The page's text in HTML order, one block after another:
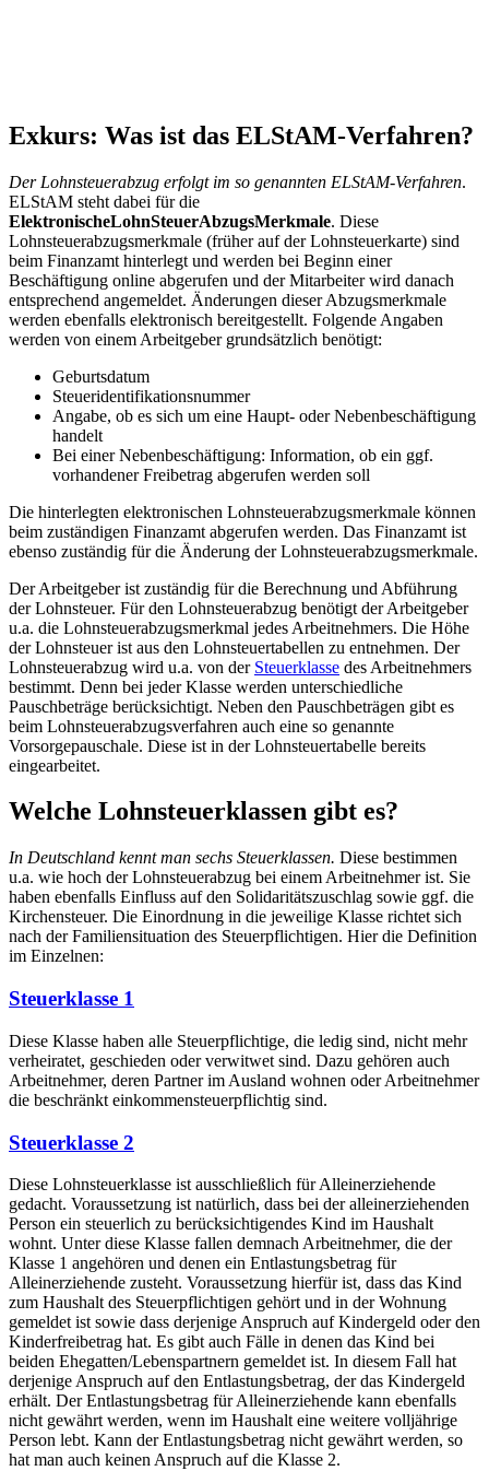
Exkurs: Was ist das ELStAM-Verfahren?
Der Lohnsteuerabzug erfolgt im so genannten ELStAM-Verfahren.
ELStAM steht dabei für die
ElektronischeLohnSteuerAbzugsMerkmale. Diese
Lohnsteuerabzugsmerkmale (früher auf der Lohnsteuerkarte) sind
beim Finanzamt hinterlegt und werden bei Beginn einer
Beschäftigung online abgerufen und der Mitarbeiter wird danach
entsprechend angemeldet. Änderungen dieser Abzugsmerkmale
werden ebenfalls elektronisch bereitgestellt. Folgende Angaben
werden von einem Arbeitgeber grundsätzlich benötigt:
Geburtsdatum
Steueridentifikationsnummer
Angabe, ob es sich um eine Haupt- oder Nebenbeschäftigung
handelt
Bei einer Nebenbeschäftigung: Information, ob ein ggf.
vorhandener Freibetrag abgerufen werden soll
Die hinterlegten elektronischen Lohnsteuerabzugsmerkmale können
beim zuständigen Finanzamt abgerufen werden. Das Finanzamt ist
ebenso zuständig für die Änderung der Lohnsteuerabzugsmerkmale.
Der Arbeitgeber ist zuständig für die Berechnung und Abführung
der Lohnsteuer. Für den Lohnsteuerabzug benötigt der Arbeitgeber
u.a. die Lohnsteuerabzugsmerkmal jedes Arbeitnehmers. Die Höhe
der Lohnsteuer ist aus den Lohnsteuertabellen zu entnehmen. Der
Lohnsteuerabzug wird u.a. von der Steuerklasse des Arbeitnehmers
bestimmt. Denn bei jeder Klasse werden unterschiedliche
Pauschbeträge berücksichtigt. Neben den Pauschbeträgen gibt es
beim Lohnsteuerabzugsverfahren auch eine so genannte
Vorsorgepauschale. Diese ist in der Lohnsteuertabelle bereits
eingearbeitet.
Welche Lohnsteuerklassen gibt es?
In Deutschland kennt man sechs Steuerklassen. Diese bestimmen
u.a. wie hoch der Lohnsteuerabzug bei einem Arbeitnehmer ist. Sie
haben ebenfalls Einfluss auf den Solidaritätszuschlag sowie ggf. die
Kirchensteuer. Die Einordnung in die jeweilige Klasse richtet sich
nach der Familiensituation des Steuerpflichtigen. Hier die Definition
im Einzelnen:
Steuerklasse 1
Diese Klasse haben alle Steuerpflichtige, die ledig sind, nicht mehr
verheiratet, geschieden oder verwitwet sind. Dazu gehören auch
Arbeitnehmer, deren Partner im Ausland wohnen oder Arbeitnehmer
die beschränkt einkommensteuerpflichtig sind.
Steuerklasse 2
Diese Lohnsteuerklasse ist ausschließlich für Alleinerziehende
gedacht. Voraussetzung ist natürlich, dass bei der alleinerziehenden
Person ein steuerlich zu berücksichtigendes Kind im Haushalt
wohnt. Unter diese Klasse fallen demnach Arbeitnehmer, die der
Klasse 1 angehören und denen ein Entlastungsbetrag für
Alleinerziehende zusteht. Voraussetzung hierfür ist, dass das Kind
zum Haushalt des Steuerpflichtigen gehört und in der Wohnung
gemeldet ist sowie dass derjenige Anspruch auf Kindergeld oder den
Kinderfreibetrag hat. Es gibt auch Fälle in denen das Kind bei
beiden Ehegatten/Lebenspartnern gemeldet ist. In diesem Fall hat
derjenige Anspruch auf den Entlastungsbetrag, der das Kindergeld
erhält. Der Entlastungsbetrag für Alleinerziehende kann ebenfalls
nicht gewährt werden, wenn im Haushalt eine weitere volljährige
Person lebt. Kann der Entlastungsbetrag nicht gewährt werden, so
hat man auch keinen Anspruch auf die Klasse 2.